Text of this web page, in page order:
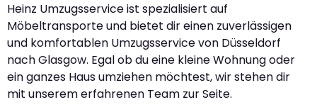
Heinz Umzugsservice ist spezialisiert auf
Möbeltransporte und bietet dir einen zuverlässigen
und komfortablen Umzugsservice von Düsseldorf
nach Glasgow. Egal ob du eine kleine Wohnung oder
ein ganzes Haus umziehen möchtest, wir stehen dir
mit unserem erfahrenen Team zur Seite.